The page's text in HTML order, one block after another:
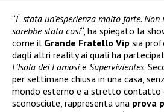
“È stata un’esperienza molto forte.
sarebbe stata così“, ha spiegato la
come il Grande Fratello Vip sia
dagli altri reality ai quali ha
L’Isola dei Famosie Supervivientes.
per settimane chiusa in una casa,
mondo esterno e a stretto contatto
sconosciute, rappresenta una prova